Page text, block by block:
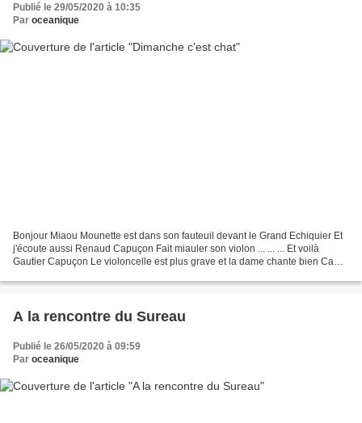
Publié le 29/05/2020 à 10:35
Par oceanique
Bonjour Miaou Mounette est dans son fauteuil devant le Grand Echiquier Et
j'écoute aussi Renaud Capuçon Fait miauler son violon ... ... ... Et voilà
Gautier Capuçon Le violoncelle est plus grave et la dame chante bien Ca
A la rencontre du Sureau
Publié le 26/05/2020 à 09:59
Par oceanique